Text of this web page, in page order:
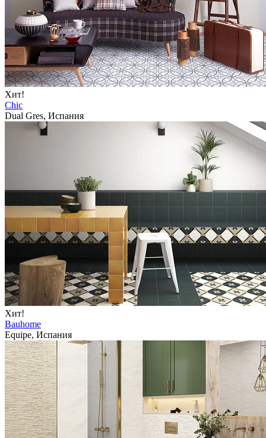
Хит!
Chic
Dual Gres, Испания
Хит!
Bauhome
Equipe, Испания